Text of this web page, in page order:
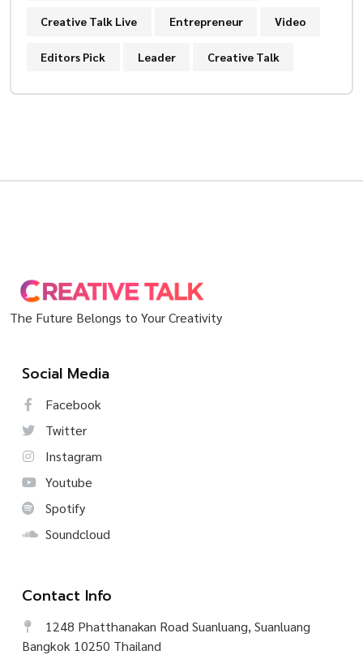
Creative Talk Live Entrepreneur Video
Editors Pick Leader Creative Talk
The Future Belongs to Your Creativity
Social Media
Facebook
Twitter
Instagram
Youtube
Spotify
Soundcloud
Contact Info
1248 Phatthanakan Road Suanluang, Suanluang
Bangkok 10250 Thailand